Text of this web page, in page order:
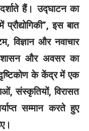
हैं। उद्घाटन का
इस बात
विज्ञान और नवाचार
और अवसर का
के केंद्र में एक
संस्कृतियों, विरासत
सम्मान करते हुए